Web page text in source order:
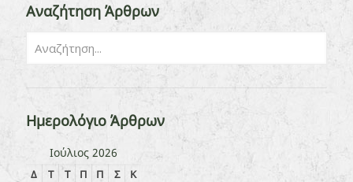
Αναζήτηση Άρθρων
Ημερολόγιο Άρθρων
Ιούλιος 2026
Δ Τ Τ Π Π Σ
Κ